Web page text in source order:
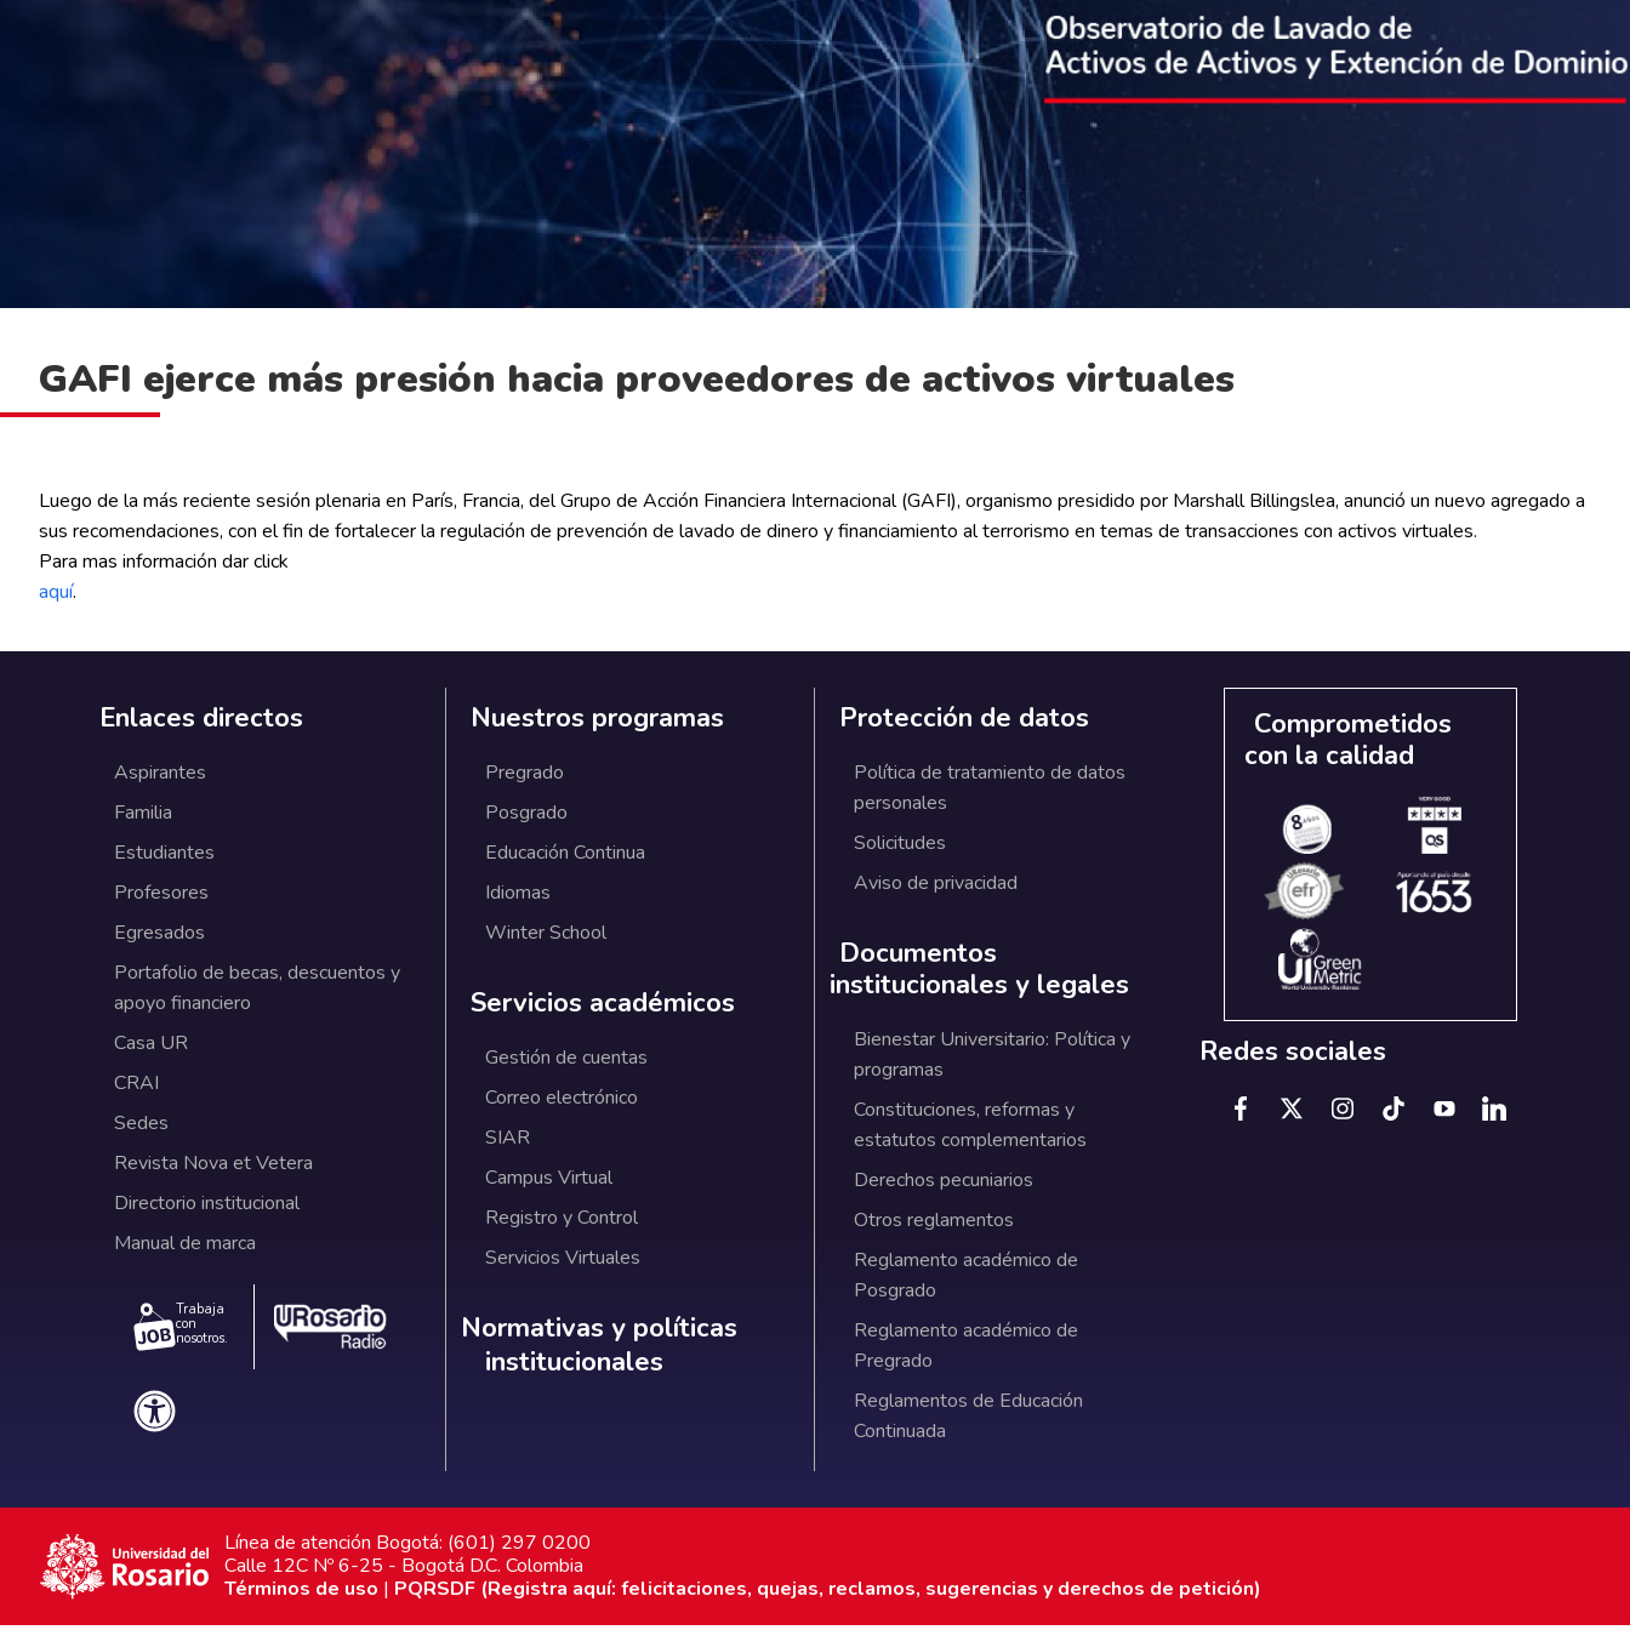
GAFI ejerce más presión hacia proveedores de activos virtuales
Luego de la más reciente sesión plenaria en París, Francia, del Grupo de Acción Financiera Internacional (GAFI), organismo presidido por Marshall Billingslea, anunció un nuevo agregado a
sus recomendaciones, con el fin de fortalecer la regulación de prevención de lavado de dinero y financiamiento al terrorismo en temas de transacciones con activos virtuales.
Para mas información dar click
aquí.
Enlaces directos
Aspirantes
Familia
Estudiantes
Profesores
Egresados
Portafolio de becas, descuentos y
apoyo financiero
Casa UR
CRAI
Sedes
Revista Nova et Vetera
Directorio institucional
Manual de marca
Trabaja
con
nosotros.
Nuestros programas
Pregrado
Posgrado
Educación Continua
Idiomas
Winter School
Servicios académicos
Gestión de cuentas
Correo electrónico
SIAR
Campus Virtual
Registro y Control
Servicios Virtuales
Normativas y políticas institucionales
Normativas y políticas
institucionales
Protección de datos
Política de tratamiento de datos
personales
Solicitudes
Aviso de privacidad
Documentos
institucionales y legales
Bienestar Universitario: Política y
programas
Constituciones, reformas y
estatutos complementarios
Derechos pecuniarios
Otros reglamentos
Reglamento académico de
Posgrado
Reglamento académico de
Pregrado
Reglamentos de Educación
Continuada
Comprometidos
con la calidad
Redes sociales
Línea de atención Bogotá: (601) 297 0200
Calle 12C Nº 6-25 - Bogotá D.C. Colombia
Términos de uso | PQRSDF (Registra aquí: felicitaciones, quejas, reclamos, sugerencias y derechos de petición)